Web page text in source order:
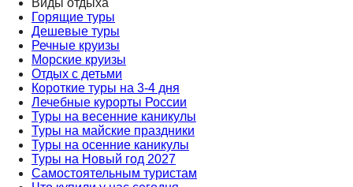
Горящие туры
Дешевые туры
Речные круизы
Морские круизы
Отдых с детьми
Короткие туры на 3-4 дня
Лечебные курорты России
Туры на весенние каникулы
Туры на майские праздники
Туры на осенние каникулы
Туры на Новый год 2027
Самостоятельным туристам